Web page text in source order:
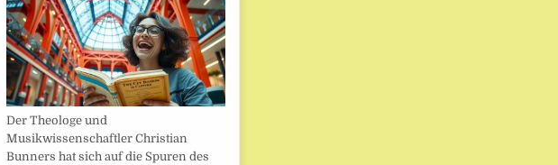
Der Theologe und
Musikwissenschaftler Christian
Bunners hat sich auf die Spuren des